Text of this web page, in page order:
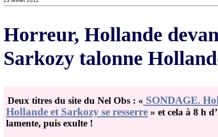
Horreur, Hollande
Sarkozy talonne
Deux titres du site du Nel Obs : « SONDAGE.
Hollande et Sarkozy se resserre» et cela à 8 h
lamente, puis exulte !